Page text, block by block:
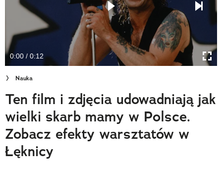
Newsletter
Cuda Polski
Wielki Konkurs Fotograficzny
Trendbook Podróżniczy
Polecane
0:00 / 0:12
Nauka
Ten film i zdjęcia udowadniają jak
wielki skarb mamy w Polsce.
Zobacz efekty warsztatów w
Łęknicy